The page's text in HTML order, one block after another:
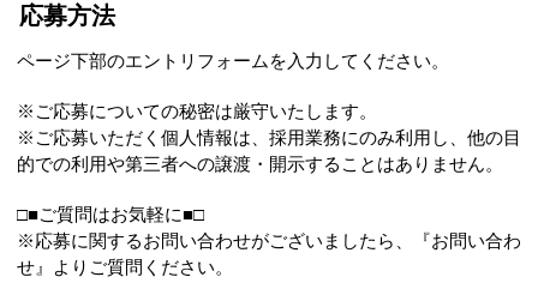
応募方法
ページ下部のエントリフォームを入力してください。
※ご応募についての秘密は厳守いたします。
※ご応募いただく個人情報は、採用業務にのみ利用し、他の目
的での利用や第三者への譲渡・開示することはありません。
□■ご質問はお気軽に■□
※応募に関するお問い合わせがございましたら、『お問い合わ
せ』よりご質問ください。